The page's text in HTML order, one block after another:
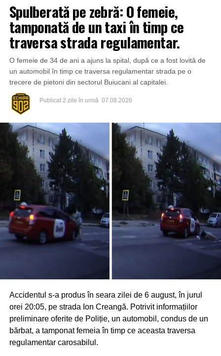
Spulberată pe zebră: O femeie,
tamponată de un taxi în timp ce
traversa strada regulamentar.
O femeie de 34 de ani a ajuns la spital, după ce a fost lovită de
un automobil în timp ce traversa regulamentar strada pe o
trecere de pietoni din sectorul Buiucani al capitalei.
Publicat 2 zile în urmă 07.08.2026
Accidentul s-a produs în seara zilei de 6 august, în jurul
orei 20:05, pe strada Ion Creangă. Potrivit informațiilor
preliminare oferite de Poliție, un automobil, condus de un
bărbat, a tamponat femeia în timp ce aceasta traversa
regulamentar carosabilul.